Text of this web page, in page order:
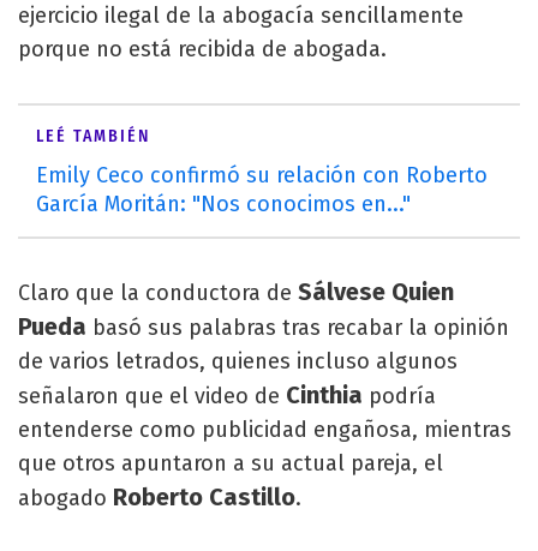
ejercicio ilegal de la abogacía sencillamente
porque no está recibida de abogada.
LEÉ TAMBIÉN
Emily Ceco confirmó su relación con Roberto
García Moritán: "Nos conocimos en..."
Claro que la conductora de Sálvese Quien
Pueda basó sus palabras tras recabar la opinión
de varios letrados, quienes incluso algunos
señalaron que el video de Cinthia podría
entenderse como publicidad engañosa, mientras
que otros apuntaron a su actual pareja, el
abogado Roberto Castillo.